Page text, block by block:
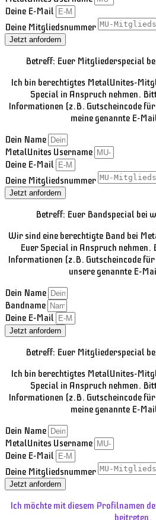
Deine E-Mail
Deine Mitgliedsnummer
Jetzt anfordern
Betreff: Euer Mitgliederspecial
Ich bin berechtigtes MetalUnites-
Special in Anspruch nehmen.
Informationen (z.B. Gutscheincode
meine genannte E-
Dein Name
MetalUnites Username
Deine E-Mail
Deine Mitgliedsnummer
Jetzt anfordern
Betreff: Euer Bandspecial bei
Wir sind eine berechtigte Band bei
Euer Special in Anspruch
Informationen (z.B. Gutscheincode
unsere genannte E-
Dein Name
Bandname
Deine E-Mail
Jetzt anfordern
Betreff: Euer Mitgliederspecial
Ich bin berechtigtes MetalUnites-
Special in Anspruch nehmen.
Informationen (z.B. Gutscheincode
meine genannte E-
Dein Name
MetalUnites Username
Deine E-Mail
Deine Mitgliedsnummer
Jetzt anfordern
Ich möchte mit diesem Profilnamen